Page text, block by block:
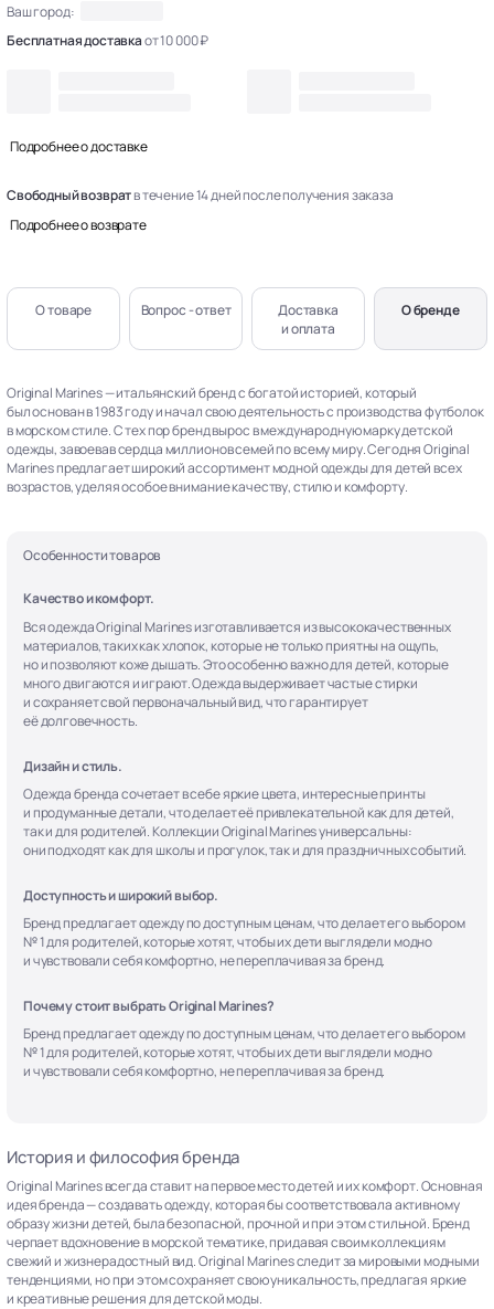
Ваш город:
Бесплатная доставкаот 10 000 ₽
Подробнее о доставке
Свободный возвратв течение 14 дней после получения заказа
Подробнее о возврате
О товаре Вопрос - ответ
Доставка
и оплата
О бренде
Original Marines — итальянский бренд с богатой историей, который
был основан в 1983 году и начал свою деятельность с производства футболок
в морском стиле. С тех пор бренд вырос в международную марку детской
одежды, завоевав сердца миллионов семей по всему миру. Сегодня Original
Marines предлагает широкий ассортимент модной одежды для детей всех
возрастов, уделяя особое внимание качеству, стилю и комфорту.
Особенности товаров
Качество и комфорт.
Вся одежда Original Marines изготавливается из высококачественных
материалов, таких как хлопок, которые не только приятны на ощупь,
но и позволяют коже дышать. Это особенно важно для детей, которые
много двигаются и играют. Одежда выдерживает частые стирки
и сохраняет свой первоначальный вид, что гарантирует
её долговечность.
Дизайн и стиль.
Одежда бренда сочетает в себе яркие цвета, интересные принты
и продуманные детали, что делает её привлекательной как для детей,
так и для родителей. Коллекции Original Marines универсальны:
они подходят как для школы и прогулок, так и для праздничных событий.
Доступность и широкий выбор.
Бренд предлагает одежду по доступным ценам, что делает его выбором
№ 1 для родителей, которые хотят, чтобы их дети выглядели модно
и чувствовали себя комфортно, не переплачивая за бренд.
Почему стоит выбрать Original Marines?
Бренд предлагает одежду по доступным ценам, что делает его выбором
№ 1 для родителей, которые хотят, чтобы их дети выглядели модно
и чувствовали себя комфортно, не переплачивая за бренд.
История и философия бренда
Original Marines всегда ставит на первое место детей и их комфорт. Основная
идея бренда — создавать одежду, которая бы соответствовала активному
образу жизни детей, была безопасной, прочной и при этом стильной. Бренд
черпает вдохновение в морской тематике, придавая своим коллекциям
свежий и жизнерадостный вид. Original Marines следит за мировыми модными
тенденциями, но при этом сохраняет свою уникальность, предлагая яркие
и креативные решения для детской моды.